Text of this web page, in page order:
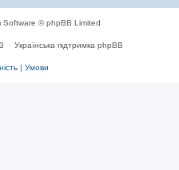
Software © phpBB Limited
Українська підтримка phpBB
| Умови